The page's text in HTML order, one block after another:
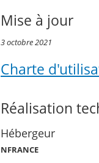
Mise à jour
3 octobre 2021
Charte
Réalisation
Hébergeur
NFRANCE